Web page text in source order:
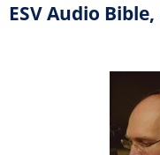
ESV Audio